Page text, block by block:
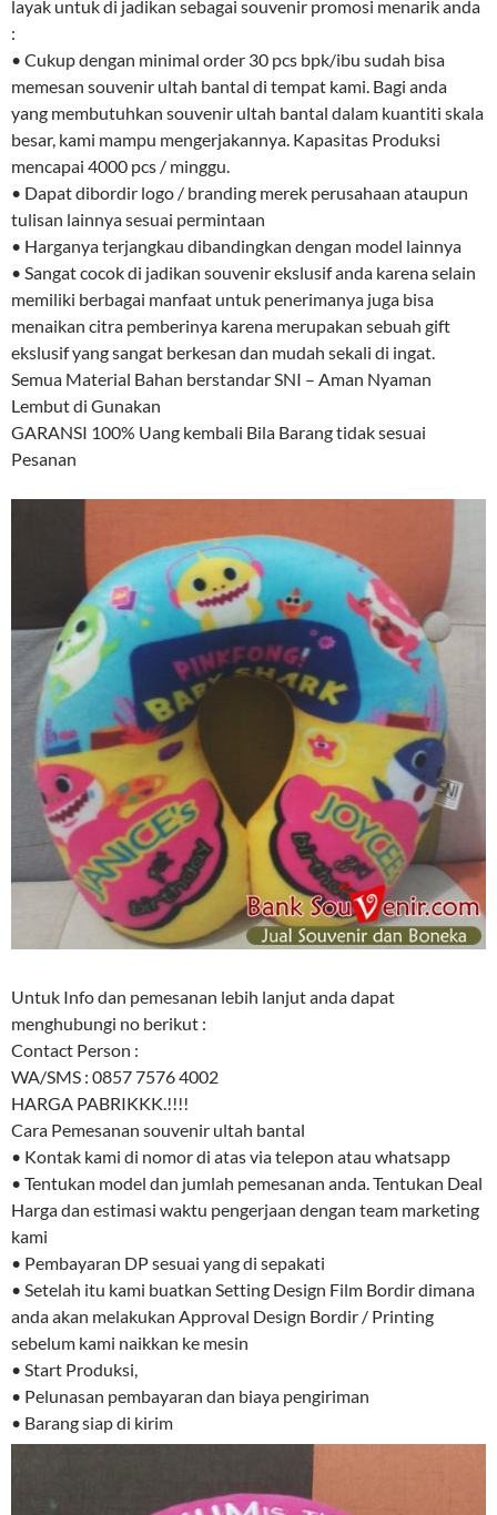
layak untuk di jadikan sebagai souvenir promosi menarik anda
:
• Cukup dengan minimal order 30 pcs bpk/ibu sudah bisa
memesan souvenir ultah bantal di tempat kami. Bagi anda
yang membutuhkan souvenir ultah bantal dalam kuantiti skala
besar, kami mampu mengerjakannya. Kapasitas Produksi
mencapai 4000 pcs / minggu.
• Dapat dibordir logo / branding merek perusahaan ataupun
tulisan lainnya sesuai permintaan
• Harganya terjangkau dibandingkan dengan model lainnya
• Sangat cocok di jadikan souvenir ekslusif anda karena selain
memiliki berbagai manfaat untuk penerimanya juga bisa
menaikan citra pemberinya karena merupakan sebuah gift
ekslusif yang sangat berkesan dan mudah sekali di ingat.
Semua Material Bahan berstandar SNI – Aman Nyaman
Lembut di Gunakan
GARANSI 100% Uang kembali Bila Barang tidak sesuai
Pesanan
Untuk Info dan pemesanan lebih lanjut anda dapat
menghubungi no berikut :
Contact Person :
WA/SMS : 0857 7576 4002
HARGA PABRIKKK.!!!!
Cara Pemesanan souvenir ultah bantal
• Kontak kami di nomor di atas via telepon atau whatsapp
• Tentukan model dan jumlah pemesanan anda. Tentukan Deal
Harga dan estimasi waktu pengerjaan dengan team marketing
kami
• Pembayaran DP sesuai yang di sepakati
• Setelah itu kami buatkan Setting Design Film Bordir dimana
anda akan melakukan Approval Design Bordir / Printing
sebelum kami naikkan ke mesin
• Start Produksi,
• Pelunasan pembayaran dan biaya pengiriman
• Barang siap di kirim